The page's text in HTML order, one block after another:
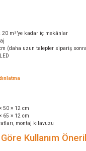
20 m²’ye kadar iç mekânlar
(daha uzun talepler sipariş
50 × 12 cm
65 × 12 cm
montaj kılavuzu
Kullanım